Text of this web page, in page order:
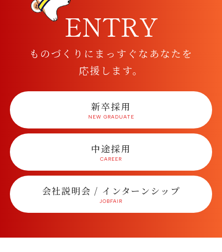
ENTRY
ものづくりにまっすぐなあなたを
応援します。
新卒採用
中途採用
会社説明会 / インターンシップ